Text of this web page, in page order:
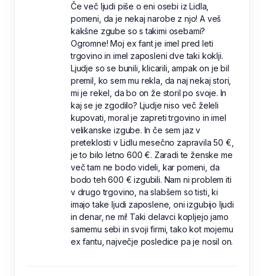
Če več ljudi piše o eni osebi iz Lidla,
pomeni, da je nekaj narobe z njo! A veš
kakšne zgube so s takimi osebami?
Ogromne! Moj ex fant je imel pred leti
trgovino in imel zaposleni dve taki koklji.
Ljudje so se bunili, klicarili, ampak on je bil
premil, ko sem mu rekla, da naj nekaj stori,
mi je rekel, da bo on že storil po svoje. In
kaj se je zgodilo? Ljudje niso več želeli
kupovati, moral je zapreti trgovino in imel
velikanske izgube. In če sem jaz v
preteklosti v Lidlu mesečno zapravila 50 €,
je to bilo letno 600 €. Zaradi te ženske me
več tam ne bodo videli, kar pomeni, da
bodo teh 600 € izgubili. Nam ni problem iti
v drugo trgovino, na slabšem so tisti, ki
imajo take ljudi zaposlene, oni izgubijo ljudi
in denar, ne mi! Taki delavci kopljejo jamo
samemu sebi in svoji firmi, tako kot mojemu
ex fantu, največje posledice pa je nosil on.